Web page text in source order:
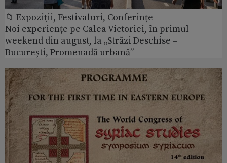
📁 Expoziţii, Festivaluri, Conferințe
Noi experiențe pe Calea Victoriei, în primul
weekend din august, la „Străzi Deschise –
București, Promenadă urbană”